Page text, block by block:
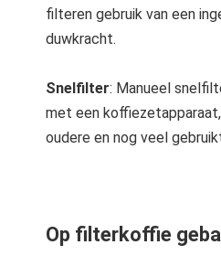
filteren gebruik van een
duwkracht.
Snelfilter: Manueel
met een
oudere en nog veel
Op filterkoffie